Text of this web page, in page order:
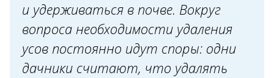
и удерживаться в почве. Вокруг
вопроса необходимости удаления
усов постоянно идут споры: одни
дачники считают, что удалять